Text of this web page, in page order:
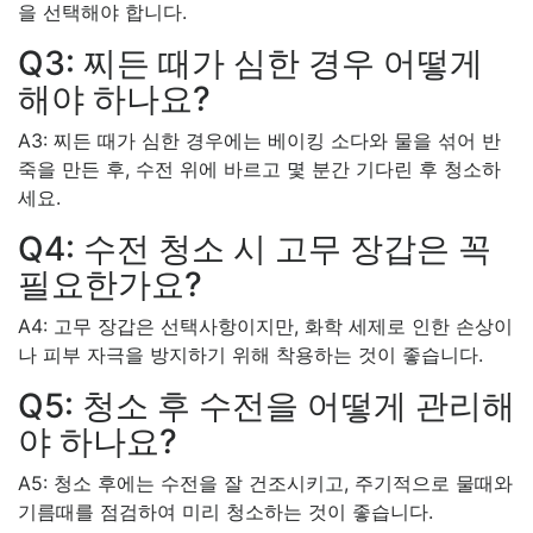
을 선택해야 합니다.
Q3: 찌든 때가 심한 경우 어떻게
해야 하나요?
A3: 찌든 때가 심한 경우에는 베이킹 소다와 물을 섞어 반
죽을 만든 후, 수전 위에 바르고 몇 분간 기다린 후 청소하
세요.
Q4: 수전 청소 시 고무 장갑은 꼭
필요한가요?
A4: 고무 장갑은 선택사항이지만, 화학 세제로 인한 손상이
나 피부 자극을 방지하기 위해 착용하는 것이 좋습니다.
Q5: 청소 후 수전을 어떻게 관리해
야 하나요?
A5: 청소 후에는 수전을 잘 건조시키고, 주기적으로 물때와
기름때를 점검하여 미리 청소하는 것이 좋습니다.